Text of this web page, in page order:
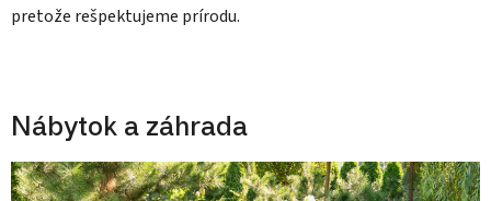
pretože rešpektujeme prírodu.
Nábytok a záhrada